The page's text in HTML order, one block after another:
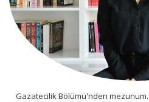
Gazatecilik Bölümü'nden